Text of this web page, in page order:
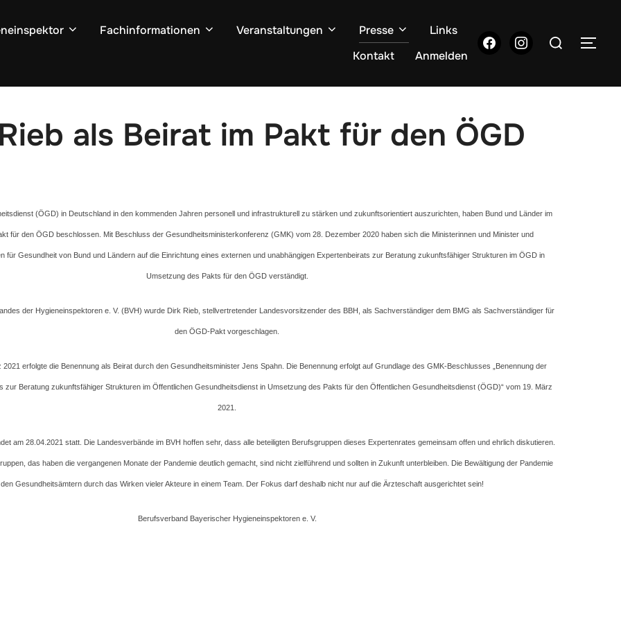
Fachinformationen Veranstaltungen Presse
Links
Kontakt
Anmelden
facebookinstagramSuchen
als Beirat im Pakt für den ÖGD
(ÖGD) in Deutschland in den kommenden Jahren personell und infrastrukturell zu stärken und zukunftsorientiert auszurichten, haben Bund und Länder im
für den ÖGD beschlossen. Mit Beschluss der Gesundheitsministerkonferenz (GMK) vom 28. Dezember 2020 haben sich die Ministerinnen und Minister und
für Gesundheit von Bund und Ländern auf die Einrichtung eines externen und unabhängigen Expertenbeirats zur Beratung zukunftsfähiger Strukturen im ÖGD in
Umsetzung des Pakts für den ÖGD verständigt.
der Hygieneinspektoren e. V. (BVH) wurde Dirk Rieb, stellvertretender Landesvorsitzender des BBH, als Sachverständiger dem BMG als Sachverständiger für
den ÖGD-Pakt vorgeschlagen.
2021 erfolgte die Benennung als Beirat durch den Gesundheitsminister Jens Spahn. Die Benennung erfolgt auf Grundlage des GMK-Beschlusses „Benennung der
zur Beratung zukunftsfähiger Strukturen im Öffentlichen Gesundheitsdienst in Umsetzung des Pakts für den Öffentlichen Gesundheitsdienst (ÖGD)“ vom 19. März
2021.
am 28.04.2021 statt. Die Landesverbände im BVH hoffen sehr, dass alle beteiligten Berufsgruppen dieses Expertenrates gemeinsam offen und ehrlich diskutieren.
das haben die vergangenen Monate der Pandemie deutlich gemacht, sind nicht zielführend und sollten in Zukunft unterbleiben. Die Bewältigung der Pandemie
Gesundheitsämtern durch das Wirken vieler Akteure in einem Team. Der Fokus darf deshalb nicht nur auf die Ärzteschaft ausgerichtet sein!
Berufsverband Bayerischer Hygieneinspektoren e. V.